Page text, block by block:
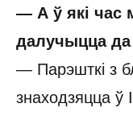
— А ў які
далучыцца
— Парэшткі з
знаходзяцца ў